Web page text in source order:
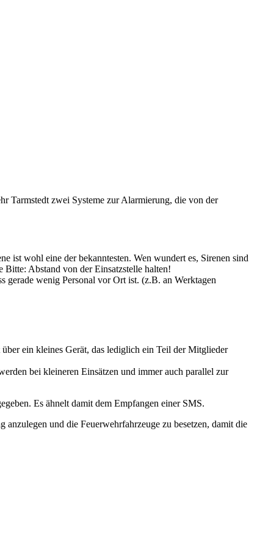
Tarmstedt zwei Systeme zur Alarmierung, die von der
ist wohl eine der bekanntesten. Wen wundert es, Sirenen sind
Abstand von der Einsatzstelle halten!
gerade wenig Personal vor Ort ist. (z.B. an Werktagen
ein kleines Gerät, das lediglich ein Teil der Mitglieder
bei kleineren Einsätzen und immer auch parallel zur
Es ähnelt damit dem Empfangen einer SMS.
und die Feuerwehrfahrzeuge zu besetzen, damit die